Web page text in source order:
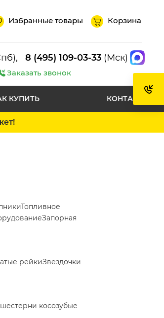
Избранные товары Корзина
8 (495) 109-03-33 (Мск)
Заказать звонок
КУПИТЬ КОНТАКТЫ
Топливное
Запорная
рейкиЗвездочки
косозубые